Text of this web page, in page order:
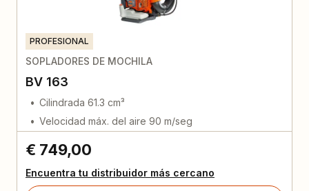
PROFESIONAL
SOPLADORES DE MOCHILA
BV 163
Cilindrada 61.3 cm³
Velocidad máx. del aire 90 m/seg
€ 749,00
Encuentra tu distribuidor más cercano